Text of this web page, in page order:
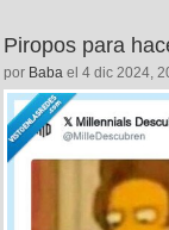
Piropos para
por Baba el 4 dic 2024,